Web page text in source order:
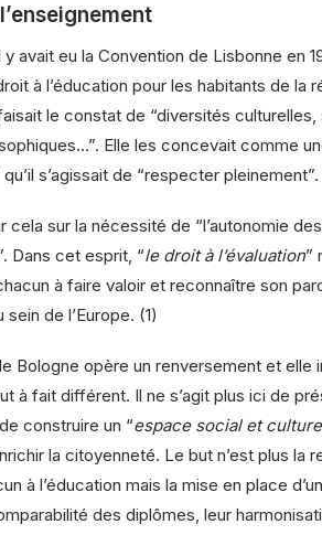
avait eu la Convention de Lisbonne en
à l’éducation pour les habitants de la
le constat de “diversités culturelles,
Elle les concevait comme
s’agissait de “respecter pleinement”.
cela sur la nécessité de “l’autonomie des
Dans cet esprit, “le droit à l’évaluation”
à faire valoir et reconnaître son
de l’Europe. (1)
Bologne opère un renversement et elle
à fait différent. Il ne s’agit plus ici de
construire un “espace social et
la citoyenneté. Le but n’est plus la
à l’éducation mais la mise en place
des diplômes, leur